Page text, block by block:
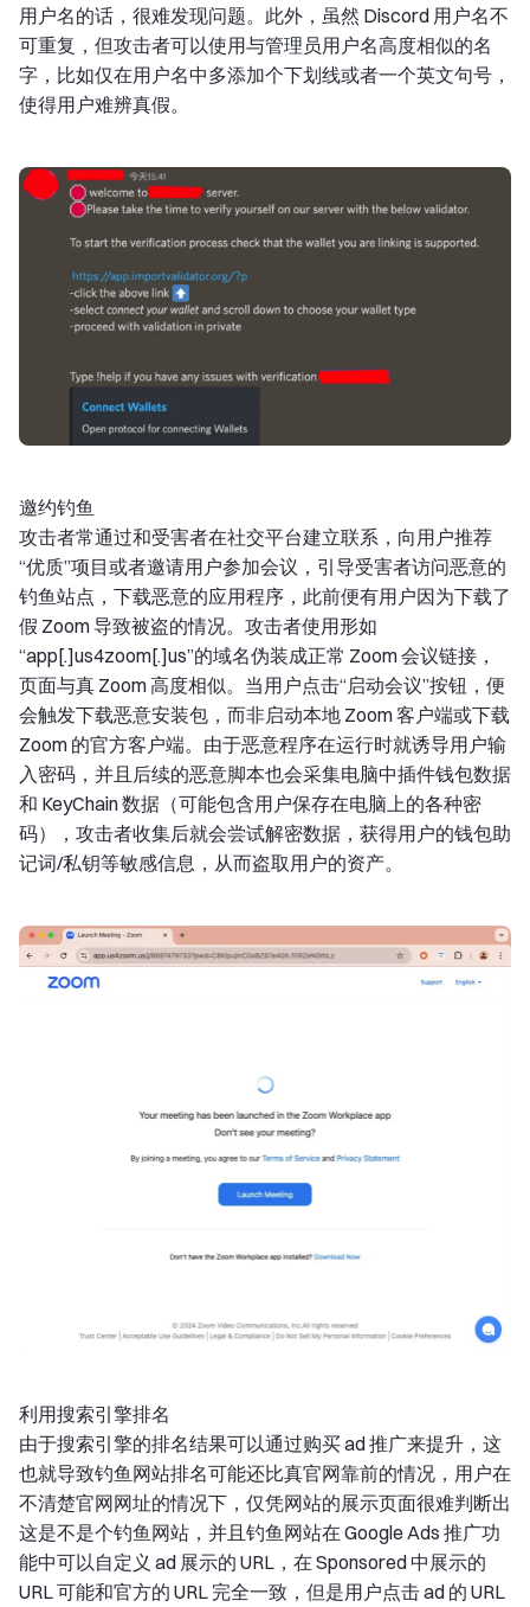
用户名的话，很难发现问题。此外，虽然 Discord 用户名不
可重复，但攻击者可以使用与管理员用户名高度相似的名
字，比如仅在用户名中多添加个下划线或者一个英文句号，
使得用户难辨真假。
邀约钓鱼
攻击者常通过和受害者在社交平台建立联系，向用户推荐
“优质”项目或者邀请用户参加会议，引导受害者访问恶意的
钓鱼站点，下载恶意的应用程序，此前便有用户因为下载了
假 Zoom 导致被盗的情况。攻击者使用形如
“app[.]us4zoom[.]us”的域名伪装成正常 Zoom 会议链接，
页面与真 Zoom 高度相似。当用户点击“启动会议”按钮，便
会触发下载恶意安装包，而非启动本地 Zoom 客户端或下载
Zoom 的官方客户端。由于恶意程序在运行时就诱导用户输
入密码，并且后续的恶意脚本也会采集电脑中插件钱包数据
和 KeyChain 数据（可能包含用户保存在电脑上的各种密
码），攻击者收集后就会尝试解密数据，获得用户的钱包助
记词/私钥等敏感信息，从而盗取用户的资产。
利用搜索引擎排名
由于搜索引擎的排名结果可以通过购买 ad 推广来提升，这
也就导致钓鱼网站排名可能还比真官网靠前的情况，用户在
不清楚官网网址的情况下，仅凭网站的展示页面很难判断出
这是不是个钓鱼网站，并且钓鱼网站在 Google Ads 推广功
能中可以自定义 ad 展示的 URL，在 Sponsored 中展示的
URL 可能和官方的 URL 完全一致，但是用户点击 ad 的 URL